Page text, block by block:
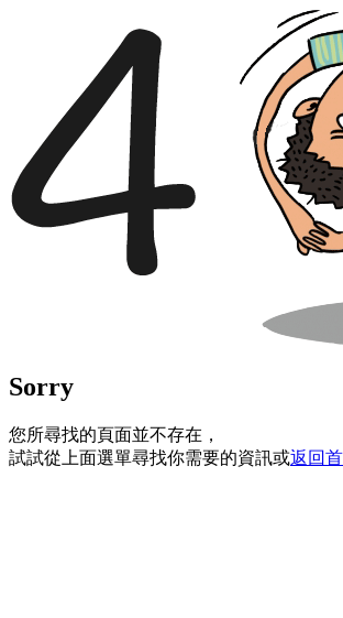
Sorry
您所尋找的頁面並不存在，
試試從上面選單尋找你需要的資訊或返回